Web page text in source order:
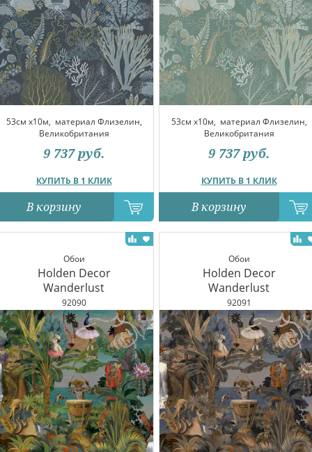
53см x10м, материал Флизелин,
Великобритания
КУПИТЬ В 1 КЛИК
9 737 руб.
В корзину
53см x10м, материал Флизелин,
Великобритания
КУПИТЬ В 1 КЛИК
9 737 руб.
В корзину
Обои
Holden Decor
Wanderlust
92090
Обои
Holden Decor
Wanderlust
92091